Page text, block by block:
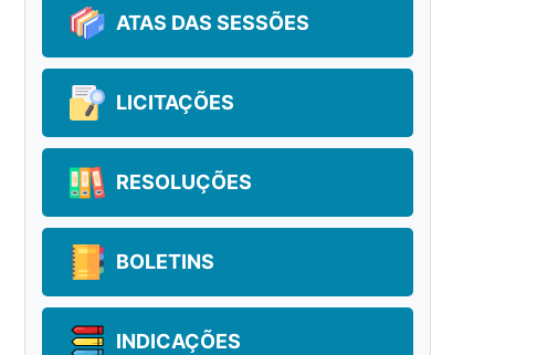
ATAS DAS SESSÕES
LICITAÇÕES
RESOLUÇÕES
BOLETINS
INDICAÇÕES